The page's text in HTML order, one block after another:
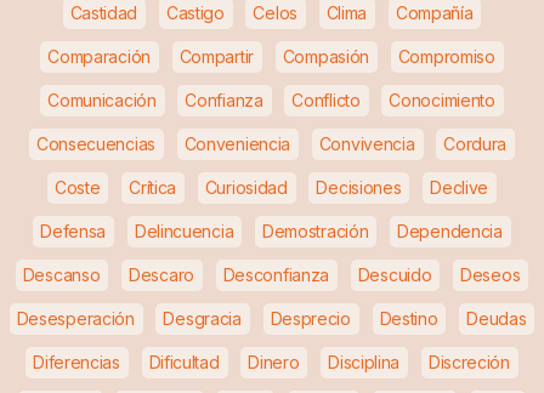
Castidad Castigo Celos Clima Compañía
Comparación Compartir Compasión Compromiso
Comunicación Confianza Conflicto Conocimiento
Consecuencias Conveniencia Convivencia Cordura
Coste Crítica Curiosidad Decisiones Declive
Defensa Delincuencia Demostración Dependencia
Descanso Descaro Desconfianza Descuido Deseos
Desesperación Desgracia Desprecio Destino Deudas
Diferencias Dificultad Dinero Disciplina Discreción